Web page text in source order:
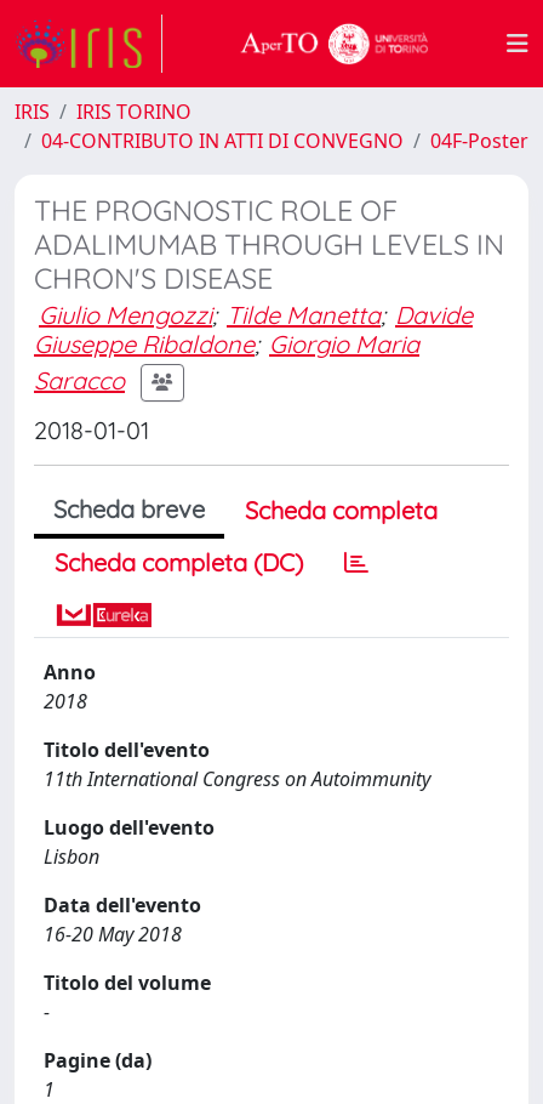
IRIS
IRIS TORINO
04-CONTRIBUTO IN ATTI DI CONVEGNO
04F-Poster
THE PROGNOSTIC ROLE OF
ADALIMUMAB THROUGH LEVELS IN
CHRON'S DISEASE
Giulio Mengozzi; Tilde Manetta; Davide
Giuseppe Ribaldone; Giorgio Maria
Saracco
2018-01-01
Scheda breve
Scheda completa
Scheda completa (DC)
Anno
2018
Titolo dell'evento
11th International Congress on Autoimmunity
Luogo dell'evento
Lisbon
Data dell'evento
16-20 May 2018
Titolo del volume
-
Pagine (da)
1